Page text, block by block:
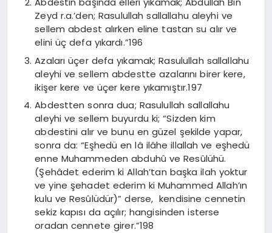
Zeyd r.a.’den; Rasulullah sallallahu aleyhi ve
sellem abdest alırken eline tastan su alır ve
elini üç defa yıkardı.”196
Azaları üçer defa yıkamak; Rasulullah sallallahu
aleyhi ve sellem abdestte azalarını birer kere,
ikişer kere ve üçer kere yıkamıştır.197
Abdestten sonra dua; Rasulullah sallallahu
aleyhi ve sellem buyurdu ki; “Sizden kim
abdestini alır ve bunu en güzel şekilde yapar,
sonra da: “Eşhedü en lâ ilâhe illallah ve eşhedü
enne Muhammeden abduhû ve Resûlühü.
(Şehâdet ederim ki Allah’tan başka ilah yoktur
ve yine şehadet ederim ki Muhammed Allah’ın
kulu ve Resûlüdür)” derse, kendisine cennetin
sekiz kapısı da açılır; hangisinden isterse
oradan cennete girer.”198